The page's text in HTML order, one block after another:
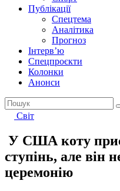
Публікації
Спецтема
Аналітика
Прогноз
Інтерв’ю
Спецпроєкти
Колонки
Анонси
Світ
У США коту
ступінь, але він
церемонію